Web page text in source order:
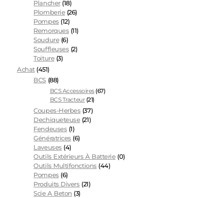
Plancher (18)
Plomberie (26)
Pompes (12)
Remorques (11)
Soudure (6)
Souffleuses (2)
Toiture (3)
Achat (451)
BCS (88)
BCS Accessoires (67)
BCS Tracteur (21)
Coupes-Herbes (37)
Dechiqueteuse (21)
Fendeuses (1)
Génératrices (6)
Laveuses (4)
Outils Extérieurs À Batterie (0)
Outils Multifonctions (44)
Pompes (6)
Produits Divers (21)
Scie A Beton (3)